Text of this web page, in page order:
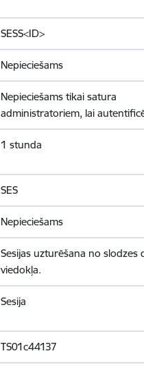
SESS<ID>
Nepieciešams
Nepieciešams tikai satura
administratoriem, lai
1 stunda
SES
Nepieciešams
Sesijas uzturēšana no slodzes
viedokļa.
Sesija
TS01c44137